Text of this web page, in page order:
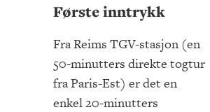
Første inntrykk
Fra Reims TGV-stasjon (en
50-minutters direkte togtur
fra Paris-Est) er det en
enkel 20-minutters